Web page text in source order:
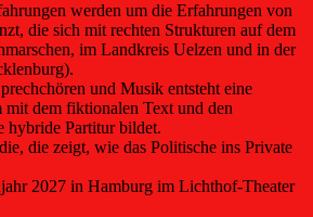
werden um die Erfahrungen von
die sich mit rechten Strukturen auf dem
im Landkreis Uelzen und in der
und Musik entsteht eine
mit dem fiktionalen Text und den
hybride Partitur bildet.
die zeigt, wie das Politische ins Private
2027 in Hamburg im Lichthof-Theater